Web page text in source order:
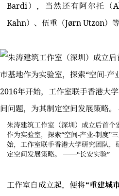
Bardi），当然还有阿尔托（
Kahn）、伍重（Jørn Utzon）等
朱涛建筑工作室（深圳）成立后首
作为实验室，探索“空间-产业-制度”
始，工作室联手香港大学研究团队
定空间发展策略。 ——“长安实验”
工作室自成立起，便将“重建城